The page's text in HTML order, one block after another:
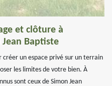
et clôture à
Baptiste
créer un espace privé sur un terrain
les limites de votre bien. À
sont ceux de Simon Jean